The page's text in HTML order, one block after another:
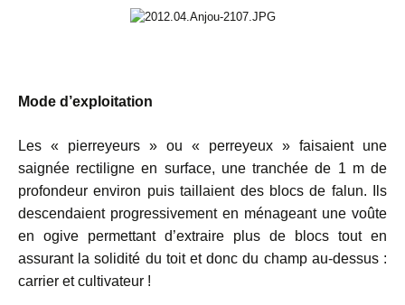
Mode d’exploitation
Les « pierreyeurs » ou « perreyeux » faisaient une
saignée rectiligne en surface, une tranchée de 1 m de
profondeur environ puis taillaient des blocs de falun. Ils
descendaient progressivement en ménageant une voûte
en ogive permettant d’extraire plus de blocs tout en
assurant la solidité du toit et donc du champ au-dessus :
carrier et cultivateur !